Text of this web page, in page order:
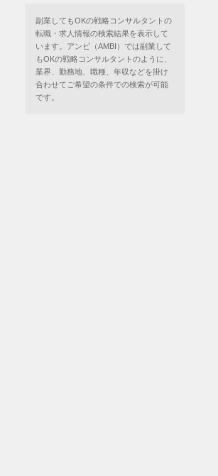
副業してもOKの戦略コンサルタントの
転職・求人情報の検索結果を表示して
います。アンビ（AMBI）では副業して
もOKの戦略コンサルタントのように、
業界、勤務地、職種、年収などを掛け
合わせてご希望の条件での検索が可能
です。